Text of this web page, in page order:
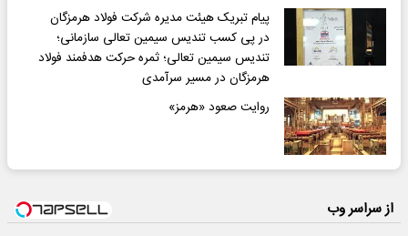
پیام تبریک هیئت مدیره شرکت فولاد هرمزگان
در پی کسب تندیس سیمین تعالی سازمانی؛
تندیس سیمین تعالی؛ ثمره حرکت هدفمند فولاد
هرمزگان در مسیر سرآمدی
روایت صعود «هرمز»
از سراسر وب